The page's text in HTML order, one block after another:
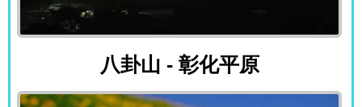
八卦山 - 彰化平原
八卦山 - 彰化平原